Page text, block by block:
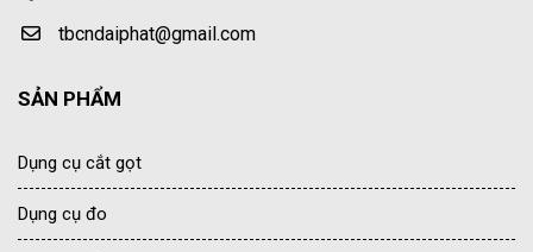
tbcndaiphat@gmail.com
SẢN PHẨM
Dụng cụ cắt gọt
Dụng cụ đo